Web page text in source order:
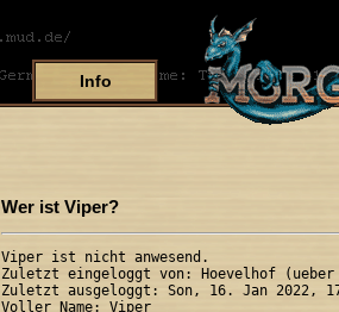
Info
Wer ist Viper?
Viper ist nicht anwesend.
Zuletzt eingeloggt von: Hoevelhof
Zuletzt ausgeloggt: Son, 16. Jan 2022,
Voller Name: Viper